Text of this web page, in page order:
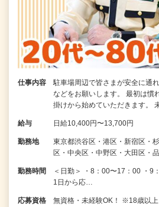
仕事内容
駐車場周辺で皆さまが安全に通
などをお願いします。 最初は慣
掛けから始めていただきます。
給与 日給10,400円〜13,700円
勤務地
東京都渋谷区・港区・新宿区・
区・中央区・中野区・大田区・
勤務時間
＜日勤＞ ・8：00〜17：00 ・
1日から応…
応募資格
無資格・未経験OK！ ※18歳以